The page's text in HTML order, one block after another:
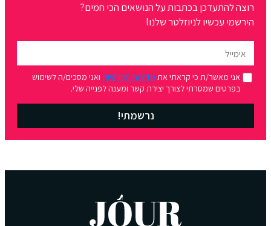
רוצה להתעדכן בכתבות על הנושאים הכי חמים?
הירשמי עכשיו לניוזלטר שלנו!
אני מאשר/ת כי קראתי את מדיניות הפרטיות ואני מסכים/ה לשימוש
בפרטים שמסרתי לצורך יצירת קשר ומענה לפנייה שלי.
נרשמתי!